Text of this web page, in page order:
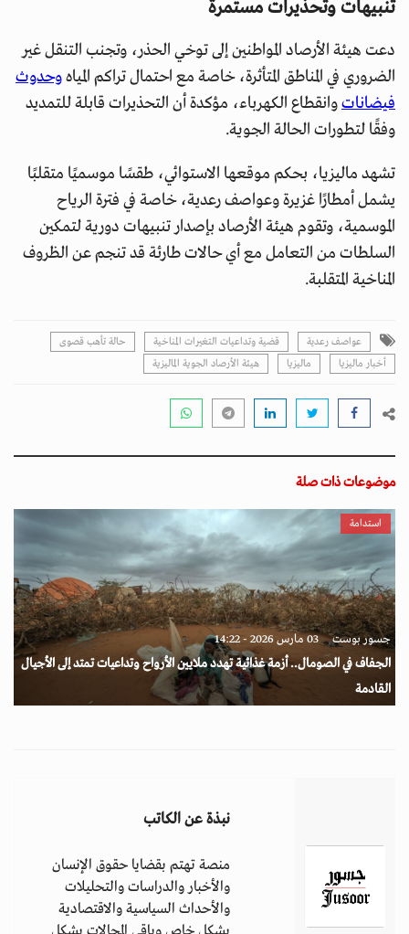
تنبيهات وتحذيرات مستمرة
دعت هيئة الأرصاد المواطنين إلى توخي الحذر، وتجنب التنقل غير
الضروري في المناطق المتأثرة، خاصة مع احتمال تراكم المياهوحدوث
فيضاناتوانقطاع الكهرباء، مؤكدة أن التحذيرات قابلة للتمديد
وفقًا لتطورات الحالة الجوية.
تشهد ماليزيا، بحكم موقعها الاستوائي، طقسًا موسميًا متقلبًا
يشمل أمطارًا غزيرة وعواصف رعدية، خاصة في فترة الرياح
الموسمية، وتقوم هيئة الأرصاد بإصدار تنبيهات دورية لتمكين
السلطات من التعامل مع أي حالات طارئة قد تنجم عن الظروف
المناخية المتقلبة.
عواصف رعدية قضية وتداعيات التغيرات المناخية
حالة تأهب قصوى
أخبار ماليزيا
ماليزيا هيئة الأرصاد الجوية الماليزية
موضوعات ذات صلة
استدامة
جسور بوست 03 مارس 2026 - 14:22
الجفاف في الصومال.. أزمة غذائية تهدد ملايين الأرواح وتداعيات تمتد إلى الأجيال
القادمة
نبذة عن الكاتب
منصة تهتم بقضايا حقوق الإنسان
والأخبار والدراسات والتحليلات
والأحداث السياسية والاقتصادية